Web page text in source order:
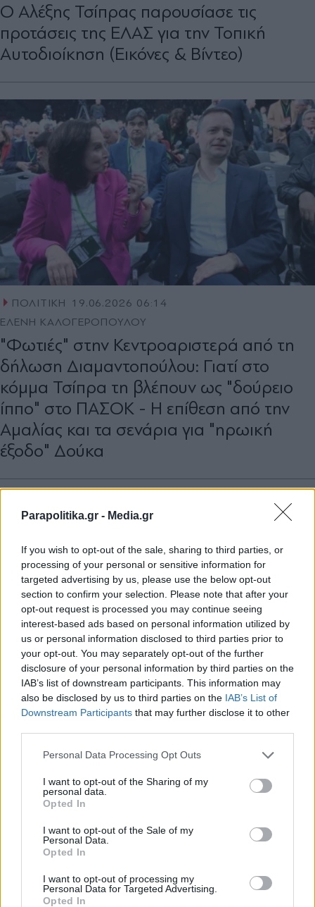
Parapolitika.gr - Media.gr
If you wish to opt-out of the sale, sharing to third parties, or
processing of your personal or sensitive information for
targeted advertising by us, please use the below opt-out
section to confirm your selection. Please note that after your
opt-out request is processed you may continue seeing
interest-based ads based on personal information utilized by
us or personal information disclosed to third parties prior to
your opt-out. You may separately opt-out of the further
disclosure of your personal information by third parties on the
IAB’s list of downstream participants. This information may
also be disclosed by us to third parties on the IAB’s List of
Downstream Participants that may further disclose it to other
Personal Data Processing Opt Outs
I want to opt-out of the Sharing of my
personal data.
Opted In
I want to opt-out of the Sale of my
Personal Data.
Opted In
I want to opt-out of processing my
Personal Data for Targeted Advertising.
Opted In
Ο Αλέξης Τσίπρας παρουσίασε τις
προτάσεις της ΕΛΑΣ για την Τοπική
Αυτοδιοίκηση (Εικόνες & Βίντεο)
ΠΟΛΙΤΙΚΗ
19.06.2026 06:14
ΕΛΕΝΗ ΚΑΛΟΓΕΡΟΠΟΥΛΟΥ
"Φωτιές" στην Κεντροαριστερά από τη
δήλωση Διαμαντοπούλου: Γιατί στο
κόμμα Τσίπρα τη βλέπουν ως "δούρειο
ίππο" στο ΠΑΣΟΚ - Η επίθεση από την
Αμαλίας και τα σενάρια για "ηρωική
έξοδο" Δούκα
ΠΟΛΙΤΙΚΗ 18.06.2026 16:04
PARAPOLITIKA NEWSROOM
συνεργασίες: Η άγρια σύγκρουση
Διαμαντοπούλου & Δούκα και ο ρόλος
του "Ποντίου Πιλάτου" για τη Χαριλάου
Τρικούπη
Εγγραφή στο newsletter
Αποδέχομαι τους
και την πολιτική απορρήτου